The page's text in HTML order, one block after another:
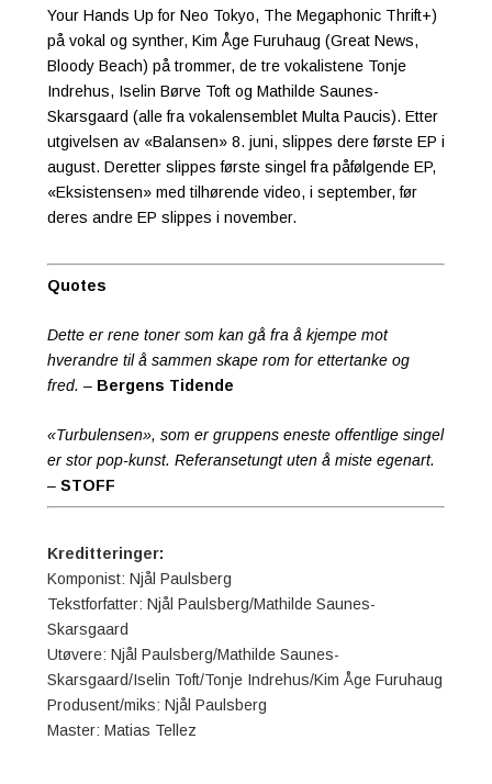
Your Hands Up for Neo Tokyo, The Megaphonic Thrift+)
på vokal og synther, Kim Åge Furuhaug (Great News,
Bloody Beach) på trommer, de tre vokalistene Tonje
Indrehus, Iselin Børve Toft og Mathilde Saunes-
Skarsgaard (alle fra vokalensemblet Multa Paucis). Etter
utgivelsen av «Balansen» 8. juni, slippes dere første EP i
august. Deretter slippes første singel fra påfølgende EP,
«Eksistensen» med tilhørende video, i september, før
deres andre EP slippes i november.
Quotes
Dette er rene toner som kan gå fra å kjempe mot
hverandre til å sammen skape rom for ettertanke og
fred. – Bergens Tidende
«Turbulensen», som er gruppens eneste offentlige singel
er stor pop-kunst. Referansetungt uten å miste egenart.
– STOFF
Kreditteringer:
Komponist: Njål Paulsberg
Tekstforfatter: Njål Paulsberg/Mathilde Saunes-
Skarsgaard
Utøvere: Njål Paulsberg/Mathilde Saunes-
Skarsgaard/Iselin Toft/Tonje Indrehus/Kim Åge Furuhaug
Produsent/miks: Njål Paulsberg
Master: Matias Tellez